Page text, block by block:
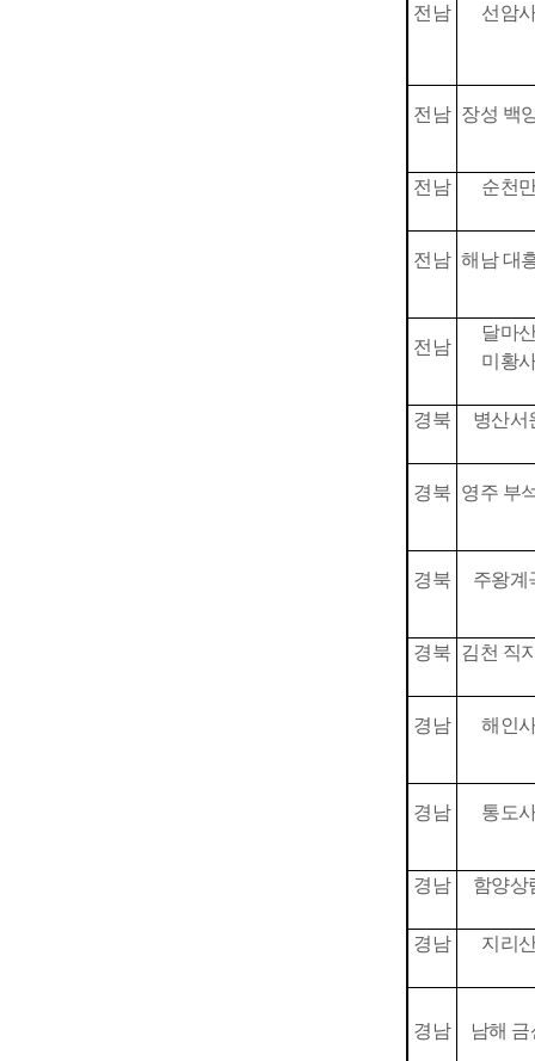
전남 선암
전남 장성 백
전남 순천
전남 해남 대
전남
달마
미황
경북 병산서
경북 영주 부
경북 주왕계
경북 김천 직
경남 해인
경남 통도
경남 함양상
경남 지리
경남 남해 금